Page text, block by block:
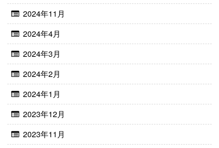
2024年11月
2024年4月
2024年3月
2024年2月
2024年1月
2023年12月
2023年11月